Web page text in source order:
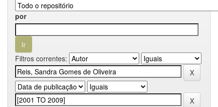
por
Filtros correntes: